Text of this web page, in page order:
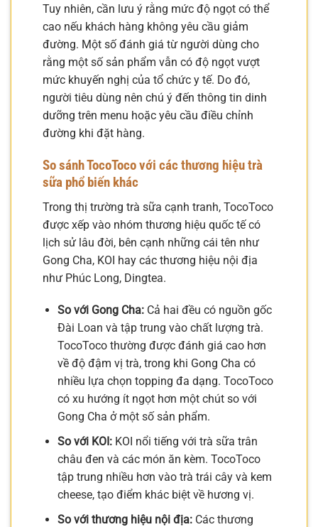
Tuy nhiên, cần lưu ý rằng mức độ ngọt có thể
cao nếu khách hàng không yêu cầu giảm
đường. Một số đánh giá từ người dùng cho
rằng một số sản phẩm vẫn có độ ngọt vượt
mức khuyến nghị của tổ chức y tế. Do đó,
người tiêu dùng nên chú ý đến thông tin dinh
dưỡng trên menu hoặc yêu cầu điều chỉnh
đường khi đặt hàng.
So sánh TocoToco với các thương hiệu trà
sữa phổ biến khác
Trong thị trường trà sữa cạnh tranh, TocoToco
được xếp vào nhóm thương hiệu quốc tế có
lịch sử lâu đời, bên cạnh những cái tên như
Gong Cha, KOI hay các thương hiệu nội địa
như Phúc Long, Dingtea.
So với Gong Cha:Cả hai đều có nguồn gốc
Đài Loan và tập trung vào chất lượng trà.
TocoToco thường được đánh giá cao hơn
về độ đậm vị trà, trong khi Gong Cha có
nhiều lựa chọn topping đa dạng. TocoToco
có xu hướng ít ngọt hơn một chút so với
Gong Cha ở một số sản phẩm.
So với KOI:KOI nổi tiếng với trà sữa trân
châu đen và các món ăn kèm. TocoToco
tập trung nhiều hơn vào trà trái cây và kem
cheese, tạo điểm khác biệt về hương vị.
So với thương hiệu nội địa:Các thương